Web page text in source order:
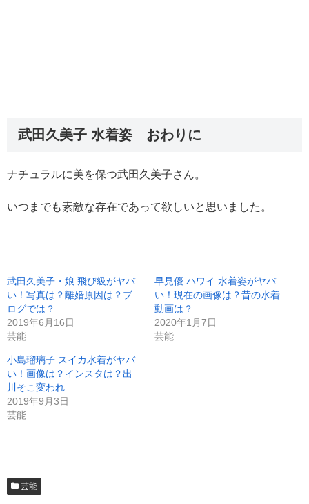
武田久美子 水着姿 おわりに
ナチュラルに美を保つ武田久美子さん。
いつまでも素敵な存在であって欲しいと思いました。
武田久美子・娘 飛び級がヤバ
い！写真は？離婚原因は？ブ
ログでは？
2019年6月16日
芸能
早見優 ハワイ 水着姿がヤバ
い！現在の画像は？昔の水着
動画は？
2020年1月7日
芸能
小島瑠璃子 スイカ水着がヤバ
い！画像は？インスタは？出
川そこ変われ
2019年9月3日
芸能
芸能